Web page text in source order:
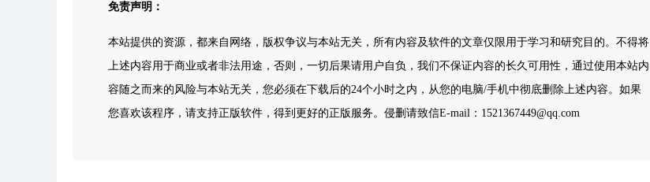
免责声明：
本站提供的资源，都来自网络，版权争议与本站无关，所有内容及软件的文章仅限用于学习和研究目的。不得将
上述内容用于商业或者非法用途，否则，一切后果请用户自负，我们不保证内容的长久可用性，通过使用本站内
容随之而来的风险与本站无关，您必须在下载后的24个小时之内，从您的电脑/手机中彻底删除上述内容。如果
您喜欢该程序，请支持正版软件，得到更好的正版服务。侵删请致信E-mail：1521367449@qq.com